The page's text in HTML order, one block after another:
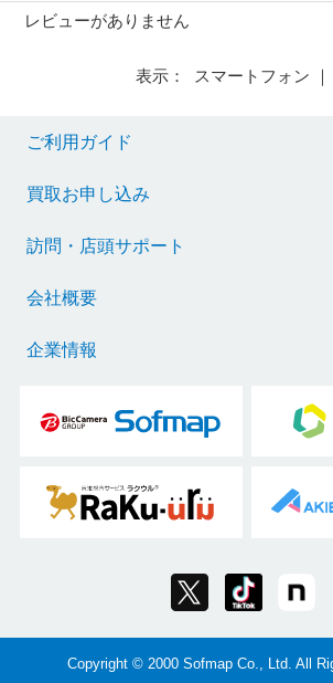
レビューがありません
表示： スマートフォン ｜
ご利用ガイド
買取お申し込み
訪問・店頭サポート
会社概要
企業情報
Copyright © 2000 Sofmap Co., Ltd. All